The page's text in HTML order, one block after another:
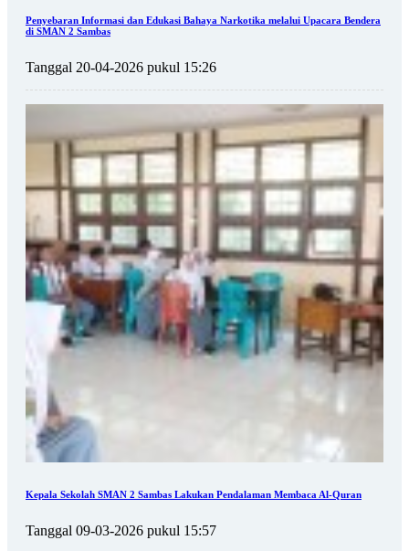
Penyebaran Informasi dan Edukasi Bahaya Narkotika melalui Upacara Bendera
di SMAN 2 Sambas
Tanggal 20-04-2026 pukul 15:26
Kepala Sekolah SMAN 2 Sambas Lakukan Pendalaman Membaca Al-Quran
Tanggal 09-03-2026 pukul 15:57